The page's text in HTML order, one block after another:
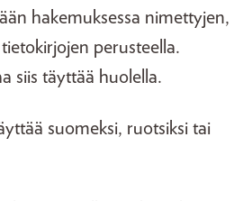
hakemuksessa nimettyjen,
perusteella.
siis täyttää huolella.
suomeksi, ruotsiksi tai